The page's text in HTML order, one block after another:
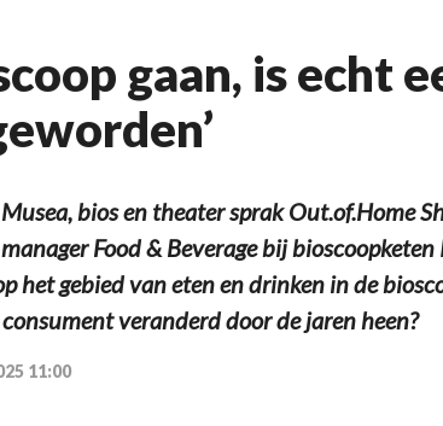
gaan, is echt
bios en theater sprak Out.of.Home
Food & Beverage bij bioscoopketen
het gebied van eten en drinken in de
veranderd door de jaren heen?
11:00